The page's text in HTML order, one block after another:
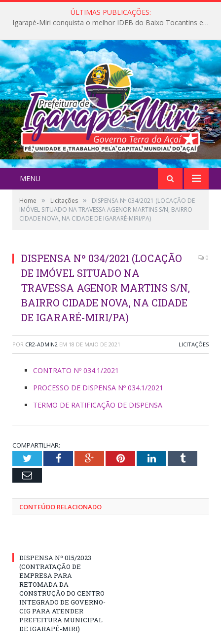
ÚLTIMAS PUBLICAÇÕES:
Igarapé-Miri conquista o melhor IDEB do Baixo Tocantins e avança na qualidade da educação pública
MENU
Home » Licitações »
DISPENSA Nº 034/2021 (LOCAÇÃO DE
IMÓVEL SITUADO NA TRAVESSA AGENOR MARTINS S/N, BAIRRO
CIDADE NOVA, NA CIDADE DE IGARARÉ-MIRI/PA)
DISPENSA Nº 034/2021 (LOCAÇÃO
DE IMÓVEL SITUADO NA
TRAVESSA AGENOR MARTINS S/N,
BAIRRO CIDADE NOVA, NA CIDADE
DE IGARARÉ-MIRI/PA)
0
POR CR2-ADMIN2 EM 18 DE MAIO DE 2021 LICITAÇÕES
CONTRATO Nº 034.1/2021
PROCESSO DE DISPENSA Nº 034.1/2021
TERMO DE RATIFICAÇÃO DE DISPENSA
COMPARTILHAR:
TwitterFacebookGoogle+PinterestLinkedInTumblr
Email
CONTEÚDO RELACIONADO
DISPENSA Nº 015/2023
(CONTRATAÇÃO DE
EMPRESA PARA
RETOMADA DA
CONSTRUÇÃO DO CENTRO
INTEGRADO DE GOVERNO-
CIG PARA ATENDER
PREFEITURA MUNICIPAL
DE IGARAPÉ-MIRI)